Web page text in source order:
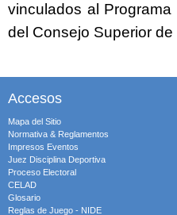
vinculados al
del Consejo Superior de
Accesos
Mapa del Sitio
Normativa & Reglamentos
Impresos Eventos
Juez Disciplina Deportiva
Proceso Electoral
CELAD
Glosario
Reglas de Juego - NIDE